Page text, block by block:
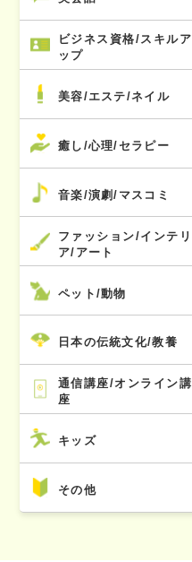
ビジネス資格/スキルア
ップ
美容/エステ/ネイル
癒し/心理/セラピー
音楽/演劇/マスコミ
ファッション/インテリ
ア/アート
ペット/動物
日本の伝統文化/教養
通信講座/オンライン講
座
キッズ
その他